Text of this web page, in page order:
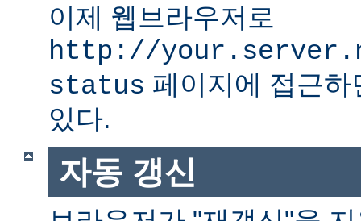
이제 웹브라우저로
http://
status 페이지에 접근
있다.
자동 갱신